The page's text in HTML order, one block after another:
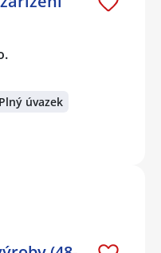
Plný úvazek